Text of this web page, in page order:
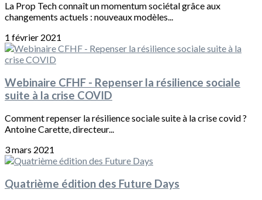
La Prop Tech connaît un momentum sociétal grâce aux
changements actuels : nouveaux modèles...
1 février 2021
Webinaire CFHF - Repenser la résilience sociale
suite à la crise COVID
Comment repenser la résilience sociale suite à la crise covid ?
Antoine Carette, directeur...
3 mars 2021
Quatrième édition des Future Days